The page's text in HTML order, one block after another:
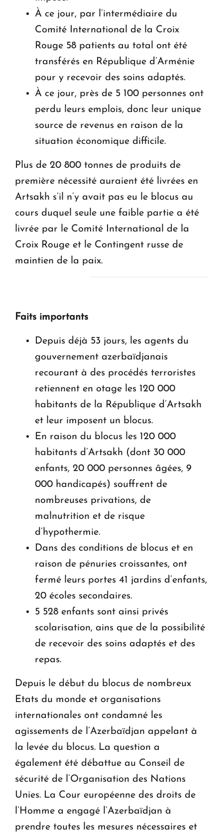
À ce jour, par l’intermédiaire du
Comité International de la Croix
Rouge 58 patients au total ont été
transférés en République d’Arménie
pour y recevoir des soins adaptés.
À ce jour, près de 5 100 personnes ont
perdu leurs emplois, donc leur unique
source de revenus en raison de la
situation économique difficile.
Plus de 20 800 tonnes de produits de
première nécessité auraient été livrées en
Artsakh s’il n’y avait pas eu le blocus au
cours duquel seule une faible partie a été
livrée par le Comité International de la
Croix Rouge et le Contingent russe de
maintien de la paix.
Faits importants
Depuis déjà 53 jours, les agents du
gouvernement azerbaïdjanais
recourant à des procédés terroristes
retiennent en otage les 120 000
habitants de la République d’Artsakh
et leur imposent un blocus.
En raison du blocus les 120 000
habitants d’Artsakh (dont 30 000
enfants, 20 000 personnes âgées, 9
000 handicapés) souffrent de
nombreuses privations, de
malnutrition et de risque
d’hypothermie.
Dans des conditions de blocus et en
raison de pénuries croissantes, ont
fermé leurs portes 41 jardins d’enfants,
20 écoles secondaires.
5 528 enfants sont ainsi privés
scolarisation, ains que de la possibilité
de recevoir des soins adaptés et des
repas.
Depuis le début du blocus de nombreux
Etats du monde et organisations
internationales ont condamné les
agissements de l’Azerbaïdjan appelant à
la levée du blocus. La question a
également été débattue au Conseil de
sécurité de l’Organisation des Nations
Unies. La Cour européenne des droits de
l’Homme a engagé l’Azerbaïdjan à
prendre toutes les mesures nécessaires et